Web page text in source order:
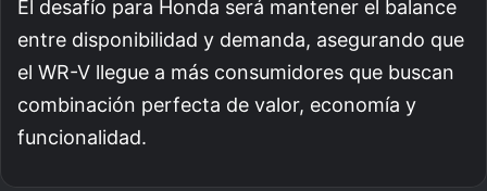
El desafío para Honda será mantener el balance
entre disponibilidad y demanda, asegurando que
el WR-V llegue a más consumidores que buscan
combinación perfecta de valor, economía y
funcionalidad.